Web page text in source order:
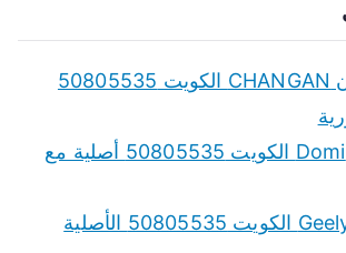
r
قطع غيار شانجان CHANGAN الكويت 50805535
قطع غيار دومي Domi الكويت 50805535 أصلية مع
قطع غيار جيلي Geely الكويت 50805535 الأصلية